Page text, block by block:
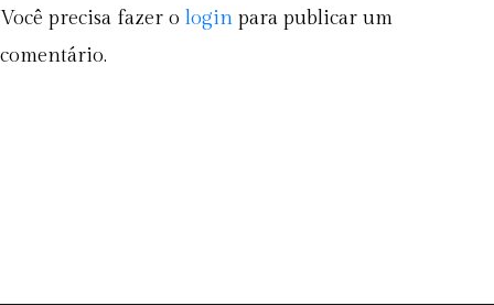
Você precisa fazer o login para publicar um
comentário.